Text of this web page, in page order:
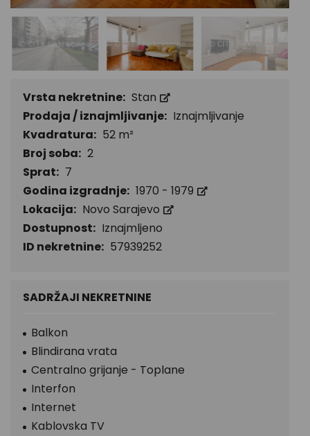
Vrsta nekretnine: Stan
Prodaja / iznajmljivanje: Iznajmljivanje
Kvadratura: 52 m²
Broj soba: 2
Sprat: 7
Godina izgradnje: 1970 - 1979
Lokacija: Novo Sarajevo
Dostupnost: Iznajmljeno
ID nekretnine: 57939252
SADRŽAJI NEKRETNINE
Balkon
Blindirana vrata
Centralno grijanje - Toplane
Interfon
Internet
Kablovska TV